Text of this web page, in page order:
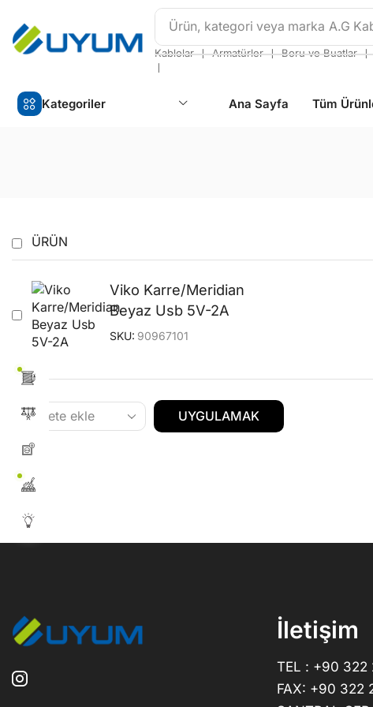
Ürün, kategori veya marka A.G
Kablolar ❘ Armatürler ❘ Boru ve Buatlar ❘
❘
Kategoriler Ana Sayfa Tüm
ÜRÜN
Viko Karre/Meridian
Beyaz Usb 5V-2A
SKU: 90967101
UYGULAMAK
İletişim
TEL : +90 322
FAX: +90 322